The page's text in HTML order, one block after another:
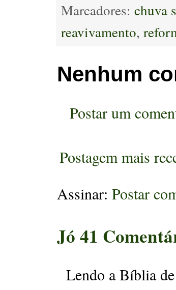
Marcadores: chuva
reavivamento,
Nenhum
Postar um
Postagem mais
Assinar: Postar
Jó 41
Lendo a Bíblia